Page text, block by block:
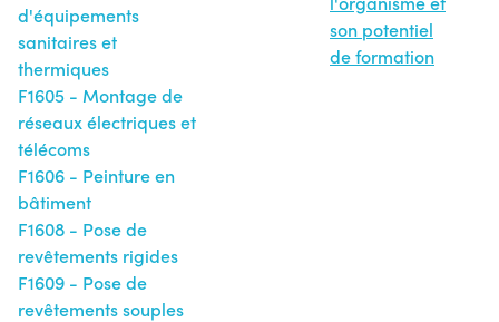
d'équipements
sanitaires et
thermiques
F1605 - Montage de
réseaux électriques et
télécoms
F1606 - Peinture en
bâtiment
F1608 - Pose de
revêtements rigides
F1609 - Pose de
revêtements souples
son potentiel
de formation